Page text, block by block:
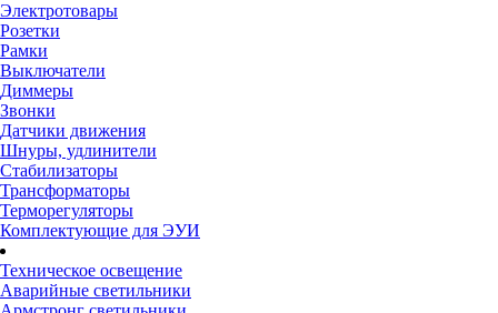
Электротовары
Розетки
Рамки
Выключатели
Диммеры
Звонки
Датчики движения
Шнуры, удлинители
Стабилизаторы
Трансформаторы
Терморегуляторы
Комплектующие для ЭУИ
Техническое освещение
Аварийные светильники